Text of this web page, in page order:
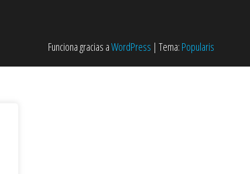
Funciona gracias aWordPress | Tema: Popularis